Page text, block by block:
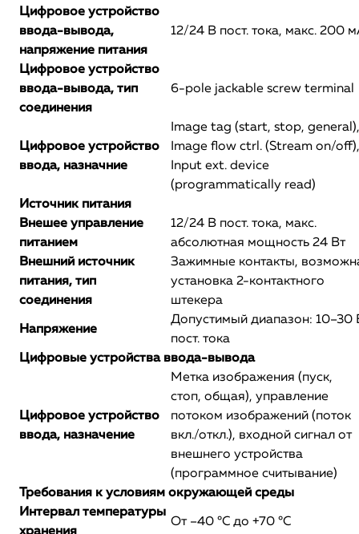
Цифровое устройство
ввода-вывода,
напряжение питания
12/24 В пост. тока, макс. 200
Цифровое устройство
ввода-вывода, тип
соединения
6-pole jackable screw terminal
Цифровое устройство
ввода, назначние
Image tag (start, stop, general),
Image flow ctrl. (Stream on/off),
Input ext. device
(programmatically read)
Источник питания
Внешее управление
питанием
12/24 В пост. тока, макс.
абсолютная мощность 24 Вт
Внешний источник
питания, тип
соединения
Зажимные контакты,
установка 2-контактного
штекера
Напряжение
Допустимый диапазон: 10–30
пост. тока
Цифровые устройства ввода-вывода
Цифровое устройство
ввода, назначение
Метка изображения (пуск,
стоп, общая), управление
потоком изображений (поток
вкл./откл.), входной сигнал от
внешнего устройства
(программное считывание)
Требования к условиям окружающей среды
Интервал температуры
От –40 °C до +70 °C